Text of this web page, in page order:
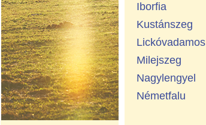
Iborfia
Kustánszeg
Lickóvadamos
Milejszeg
Nagylengyel
Németfalu